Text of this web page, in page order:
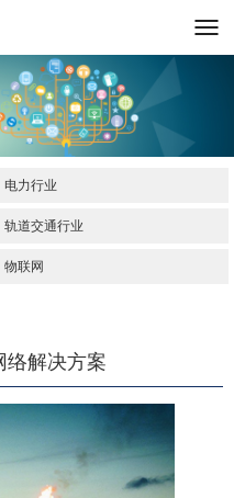
电力行业
轨道交通行业
物联网
络解决方案